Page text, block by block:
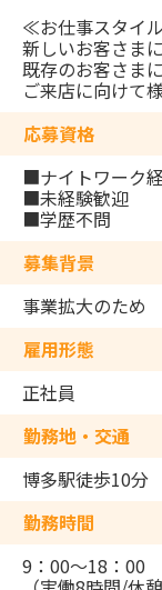
≪お仕事スタイ
新しいお客さま
既存のお客さま
ご来店に向けて
応募資格
■ナイトワーク
■未経験歓迎
■学歴不問
募集背景
事業拡大のため
雇用形態
正社員
勤務地・交通
博多駅徒歩10分
勤務時間
9：00～18：00